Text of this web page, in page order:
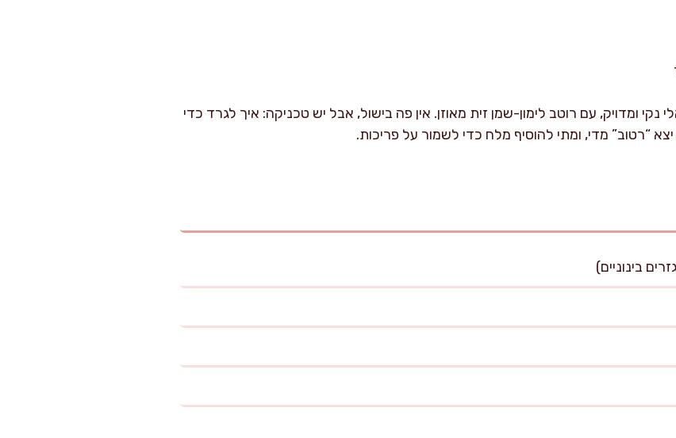
נקי ומדויק, עם רוטב לימון-שמן זית מאוזן. אין פה בישול, אבל יש טכניקה: איך לגרד כדי
“רטוב” מדי, ומתי להוסיף מלח כדי לשמור על פריכות.